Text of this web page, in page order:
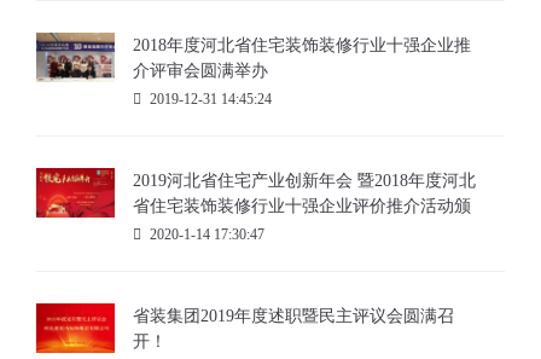
2018年度河北省住宅装饰装修行业十强企业推
介评审会圆满举办
2019-12-31 14:45:24
2019河北省住宅产业创新年会 暨2018年度河北
省住宅装饰装修行业十强企业评价推介活动颁
奖典礼盛大召开
2020-1-14 17:30:47
省装集团2019年度述职暨民主评议会圆满召
开！